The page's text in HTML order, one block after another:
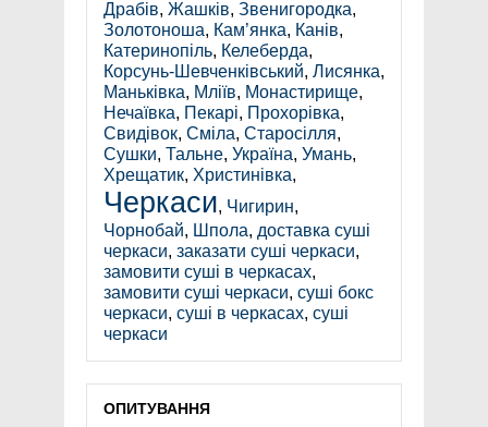
Драбів, Жашків, Звенигородка,
Золотоноша, Кам’янка, Канів,
Катеринопіль, Келеберда,
Корсунь-Шевченківський, Лисянка,
Маньківка, Мліїв, Монастирище,
Нечаївка, Пекарі, Прохорівка,
Свидівок, Сміла, Старосілля,
Сушки, Тальне, Україна, Умань,
Хрещатик, Христинівка,
Черкаси, Чигирин,
Чорнобай, Шпола, доставка суші
черкаси, заказати суші черкаси,
замовити суші в черкасах,
замовити суші черкаси, суші бокс
черкаси, суші в черкасах, суші
черкаси
ОПИТУВАННЯ